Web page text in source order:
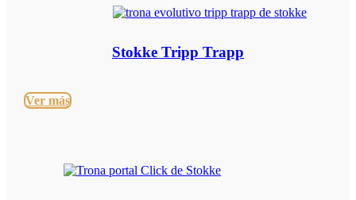
Stokke Tripp Trapp
Ver más